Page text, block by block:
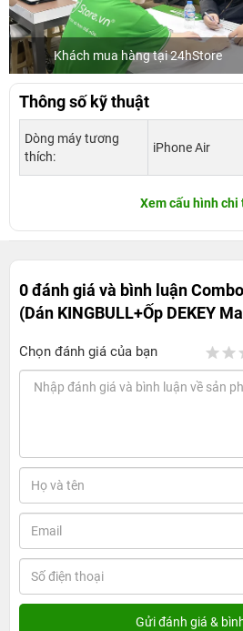
Khách mua hàng tại 24hStore
Thông số kỹ thuật
Dòng máy tương
thích:
iPhone Air
Xem cấu hình chi
0 đánh giá và bình luận
(Dán KINGBULL+Ốp DEKEY
Chọn đánh giá của bạn